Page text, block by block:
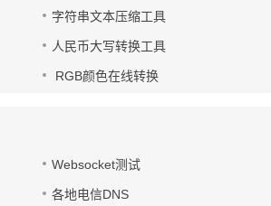
字符串文本压缩工具
人民币大写转换工具
RGB颜色在线转换
Websocket测试
各地电信DNS